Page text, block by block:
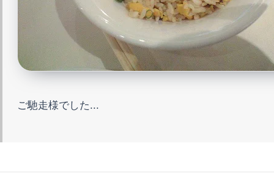
ご馳走様でした...